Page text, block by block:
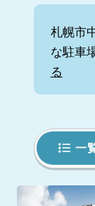
札幌市
な駐車
る
一